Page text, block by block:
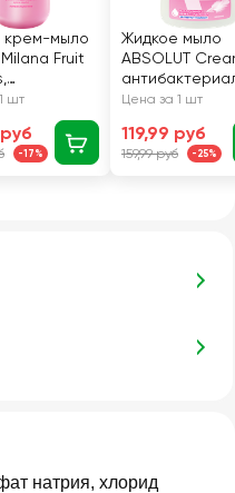
натрия, хлорид
крем-мыло
Fruit
шт
-17%
Жидкое мыло
ABSOLUT
е нежное,
Цена за 1 шт
119,99 руб
159,99 руб -25%